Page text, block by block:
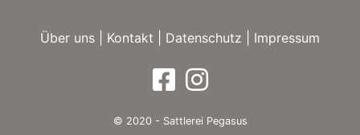
Über uns Kontakt Datenschutz Impressum
© 2020 - Sattlerei Pegasus